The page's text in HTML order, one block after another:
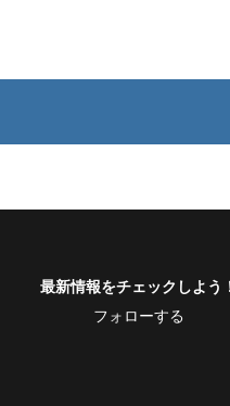
最新情報をチェックしよう
フォローする